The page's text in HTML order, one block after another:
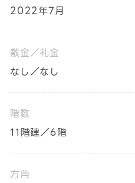
2022年7月
敷金／礼金
なし／なし
階数
11階建／6階
方角